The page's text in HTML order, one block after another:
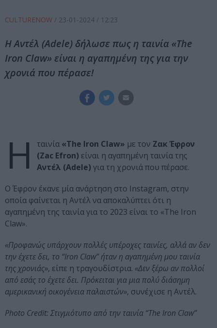
CULTURENOW / 23-01-2024 / 12:23
Η Αντέλ (Adele) δήλωσε πως η ταινία «The
Iron Claw» είναι η αγαπημένη της για την
χρονιά που πέρασε!
Η ταινία «The Iron Claw» με τον Ζακ Έφρον
(Zac Efron) είναι η αγαπημένη ταινία της
Αντέλ (Adele) για τη χρονιά που πέρασε.
Ο Έφρον έκανε μία ανάρτηση στο Instagram, στην
οποία φαίνεται η Αντέλ να αποκαλύπτει ότι η
αγαπημένη της ταινία για το 2023 είναι το «The Iron
Claw».
«Προφανώς υπάρχουν πολλές υπέροχες ταινίες, αλλά αν δεν
την έχετε δει, το “Iron Claw” ήταν η αγαπημένη μου ταινία
της χρονιάς», είπε η τραγουδίστρια. «Δεν ξέρω αν πολλοί
από εσάς το έχετε δει. Πρόκειται για μια πολύ διάσημη
αμερικανική οικογένεια παλαιστών», συνέχισε η Αντέλ.
Photo Credit: Στιγμιότυπο από την ταινία “The Iron Claw”